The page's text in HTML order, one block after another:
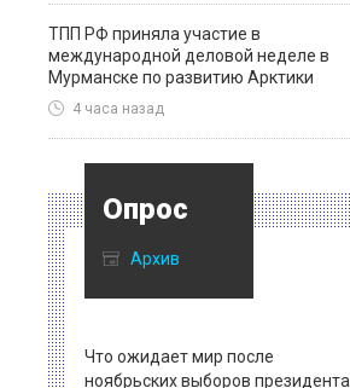
ТПП РФ приняла участие в
международной деловой неделе в
Мурманске по развитию Арктики
4 часа назад
Опрос
Архив
Что ожидает мир после
ноябрьских выборов президента